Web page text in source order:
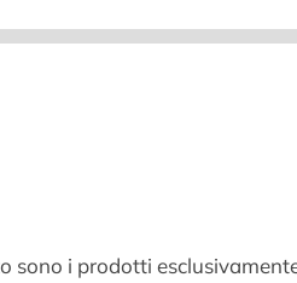
sono i prodotti